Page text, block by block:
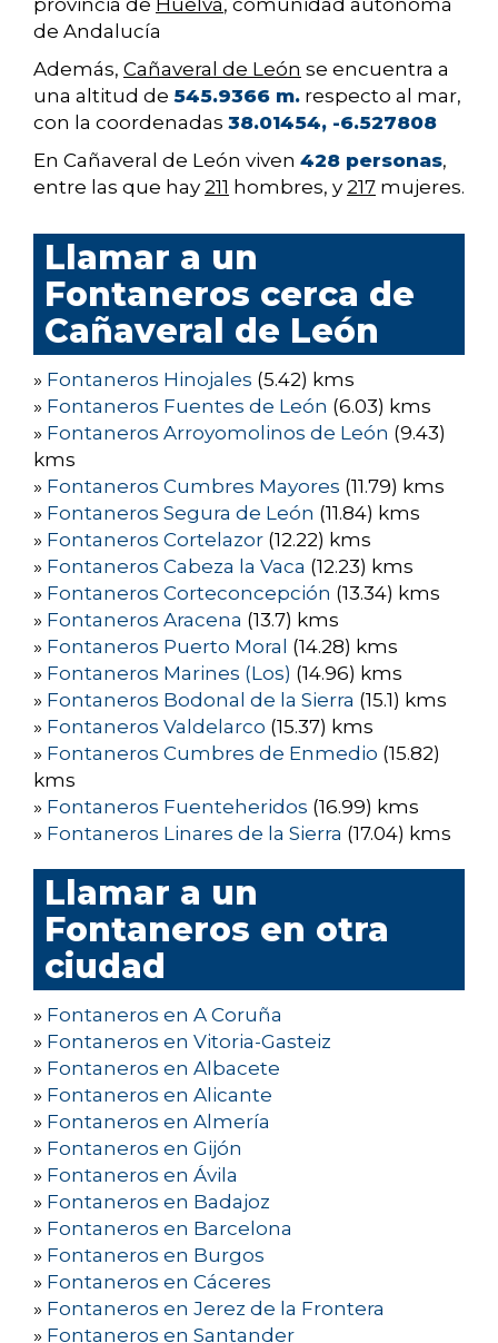
provincia de Huelva, comunidad autónoma
de Andalucía
Además, Cañaveral de León se encuentra a
una altitud de 545.9366 m. respecto al mar,
con la coordenadas 38.01454, -6.527808
En Cañaveral de León viven 428 personas,
entre las que hay 211 hombres, y 217 mujeres.
Llamar a un
Fontaneros cerca de
Cañaveral de León
» Fontaneros Hinojales (5.42) kms
» Fontaneros Fuentes de León (6.03) kms
» Fontaneros Arroyomolinos de León (9.43)
kms
» Fontaneros Cumbres Mayores (11.79) kms
» Fontaneros Segura de León (11.84) kms
» Fontaneros Cortelazor (12.22) kms
» Fontaneros Cabeza la Vaca (12.23) kms
» Fontaneros Corteconcepción (13.34) kms
» Fontaneros Aracena (13.7) kms
» Fontaneros Puerto Moral (14.28) kms
» Fontaneros Marines (Los) (14.96) kms
» Fontaneros Bodonal de la Sierra (15.1) kms
» Fontaneros Valdelarco (15.37) kms
» Fontaneros Cumbres de Enmedio (15.82)
kms
» Fontaneros Fuenteheridos (16.99) kms
» Fontaneros Linares de la Sierra (17.04) kms
Llamar a un
Fontaneros en otra
ciudad
» Fontaneros en A Coruña
» Fontaneros en Vitoria-Gasteiz
» Fontaneros en Albacete
» Fontaneros en Alicante
» Fontaneros en Almería
» Fontaneros en Gijón
» Fontaneros en Ávila
» Fontaneros en Badajoz
» Fontaneros en Barcelona
» Fontaneros en Burgos
» Fontaneros en Cáceres
» Fontaneros en Jerez de la Frontera
» Fontaneros en Santander